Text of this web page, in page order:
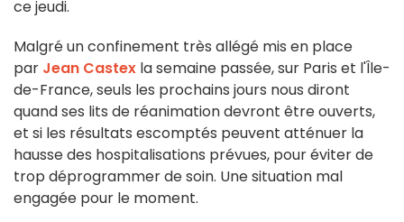
ce jeudi.
Malgré un confinement très allégé mis en place
par Jean Castex la semaine passée, sur Paris et l'Île-
de-France, seuls les prochains jours nous diront
quand ses lits de réanimation devront être ouverts,
et si les résultats escomptés peuvent atténuer la
hausse des hospitalisations prévues, pour éviter de
trop déprogrammer de soin. Une situation mal
engagée pour le moment.